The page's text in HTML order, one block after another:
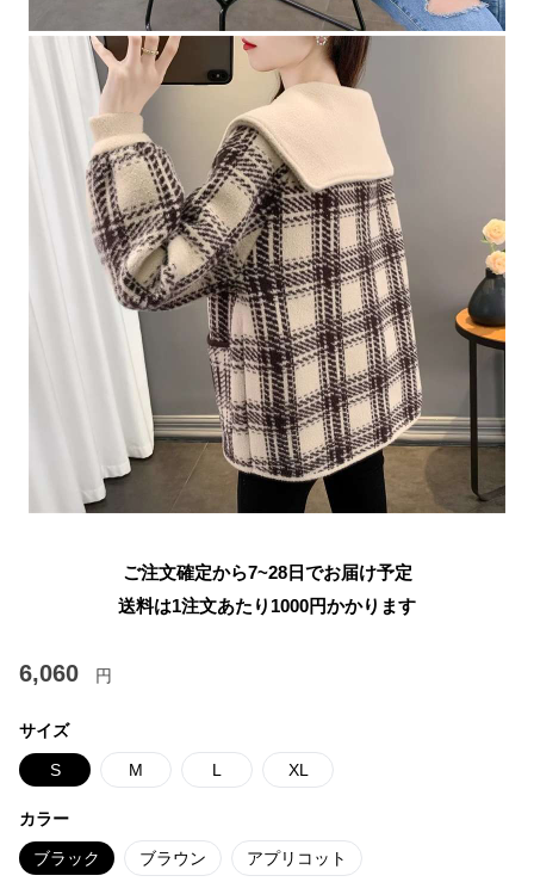
ご注文確定から7~28日でお届け予定
送料は1注文あたり 1000円かかります
6,060 円
サイズ
S M L XL
カラー
ブラック ブラウン アプリコット